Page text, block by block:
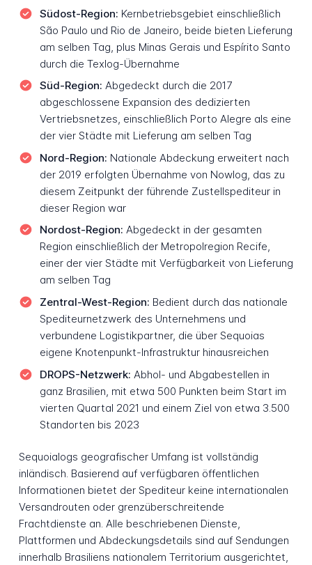
Südost-Region: Kernbetriebsgebiet einschließlich
São Paulo und Rio de Janeiro, beide bieten Lieferung
am selben Tag, plus Minas Gerais und Espírito Santo
durch die Texlog-Übernahme
Süd-Region: Abgedeckt durch die 2017
abgeschlossene Expansion des dedizierten
Vertriebsnetzes, einschließlich Porto Alegre als eine
der vier Städte mit Lieferung am selben Tag
Nord-Region: Nationale Abdeckung erweitert nach
der 2019 erfolgten Übernahme von Nowlog, das zu
diesem Zeitpunkt der führende Zustellspediteur in
dieser Region war
Nordost-Region: Abgedeckt in der gesamten
Region einschließlich der Metropolregion Recife,
einer der vier Städte mit Verfügbarkeit von Lieferung
am selben Tag
Zentral-West-Region: Bedient durch das nationale
Spediteurnetzwerk des Unternehmens und
verbundene Logistikpartner, die über Sequoias
eigene Knotenpunkt-Infrastruktur hinausreichen
DROPS-Netzwerk: Abhol- und Abgabestellen in
ganz Brasilien, mit etwa 500 Punkten beim Start im
vierten Quartal 2021 und einem Ziel von etwa 3.500
Standorten bis 2023
Sequoialogs geografischer Umfang ist vollständig
inländisch. Basierend auf verfügbaren öffentlichen
Informationen bietet der Spediteur keine internationalen
Versandrouten oder grenzüberschreitende
Frachtdienste an. Alle beschriebenen Dienste,
Plattformen und Abdeckungsdetails sind auf Sendungen
innerhalb Brasiliens nationalem Territorium ausgerichtet,